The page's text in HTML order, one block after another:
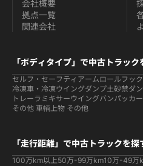
会社概要
拠点一覧
関連会社
「ボディタイプ」で中古トラック
セルフ・セーフティ アームロールフッ
冷凍車・冷凍ウイングダンプ土砂禁ダ
トレーラ ミキサーウイングバンパッカ
その他 車輌上物 その他
「走行距離」で中古トラックを探
100万km以上50万-99万km10万-49万